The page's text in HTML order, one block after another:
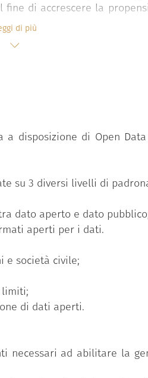
di accrescere la
della funzione
numero variabile di
nel programma
al percorso
di più
disposizione di Open
su 3 diversi livelli di
dato aperto e dato
aperti per i dati.
e società civile;
limiti;
di dati aperti.
necessari ad abilitare la